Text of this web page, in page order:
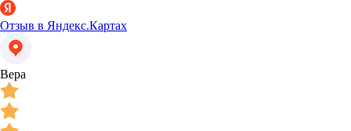
Отзыв в Яндекс.Картах
Вера